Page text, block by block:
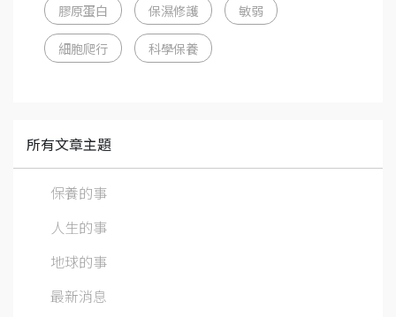
膠原蛋白 保濕修護 敏弱
細胞爬行 科學保養
所有文章主題
保養的事
人生的事
地球的事
最新消息